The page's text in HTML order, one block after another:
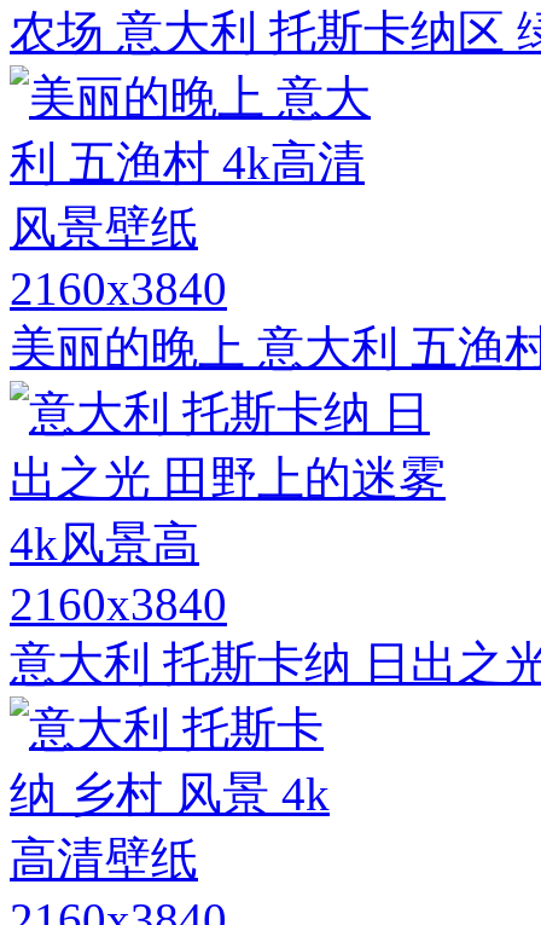
农场 意大利 托斯卡纳区
2160x3840
美丽的晚上 意大利 五渔
2160x3840
意大利 托斯卡纳 日出之